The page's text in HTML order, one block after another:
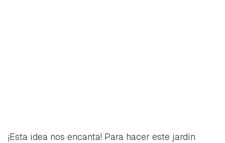
¡Esta idea nos encanta! Para hacer este jardín